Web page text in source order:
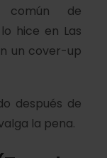
de
hice en Las
un cover-up
después de
la pena.